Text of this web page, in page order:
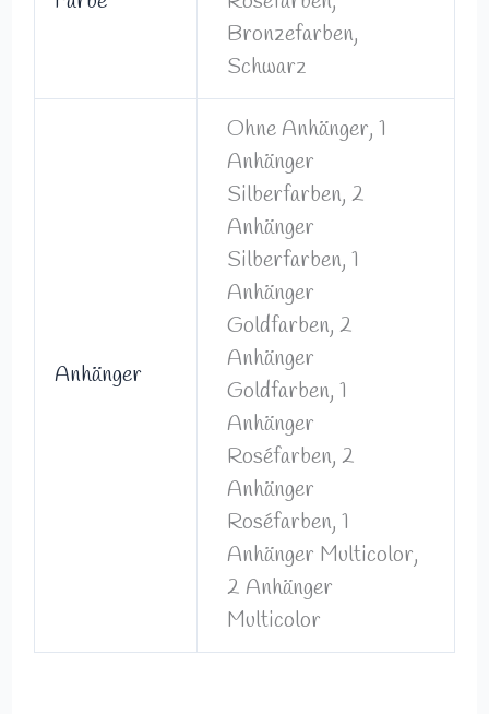
Bronzefarben,
Schwarz
Anhänger
Ohne Anhänger, 1
Anhänger
Silberfarben, 2
Anhänger
Silberfarben, 1
Anhänger
Goldfarben, 2
Anhänger
Goldfarben, 1
Anhänger
Roséfarben, 2
Anhänger
Roséfarben, 1
Anhänger Multicolor,
2 Anhänger
Multicolor